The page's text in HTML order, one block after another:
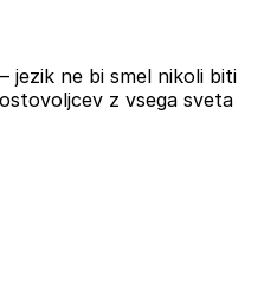
jezik ne bi smel nikoli biti
z vsega sveta